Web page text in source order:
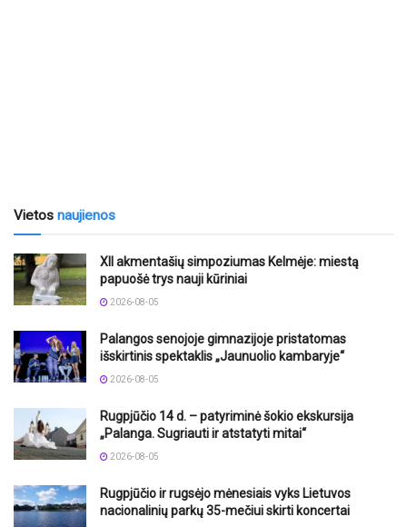
Vietos naujienos
XII akmentašių simpoziumas Kelmėje: miestą
papuošė trys nauji kūriniai
2026-08-05
Palangos senojoje gimnazijoje pristatomas
išskirtinis spektaklis „Jaunuolio kambaryje“
2026-08-05
Rugpjūčio 14 d. – patyriminė šokio ekskursija
„Palanga. Sugriauti ir atstatyti mitai“
2026-08-05
Rugpjūčio ir rugsėjo mėnesiais vyks Lietuvos
nacionalinių parkų 35-mečiui skirti koncertai